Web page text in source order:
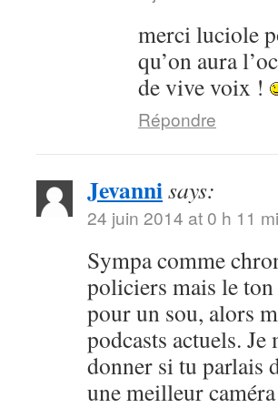
merci luciole
qu’on aura
de vive voix !
Répondre
Jevannisays:
24 juin 2014 at 0 h 11
Sympa comme
policiers mais le
pour un sou, alors
podcasts actuels.
donner si tu parlais
une meilleur